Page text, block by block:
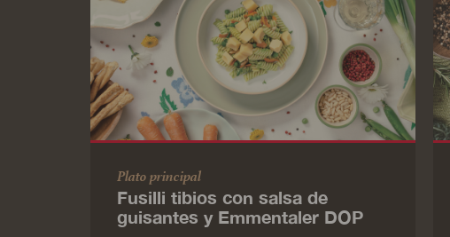
Plato principal
Fusilli tibios con salsa de
guisantes y Emmentaler DOP